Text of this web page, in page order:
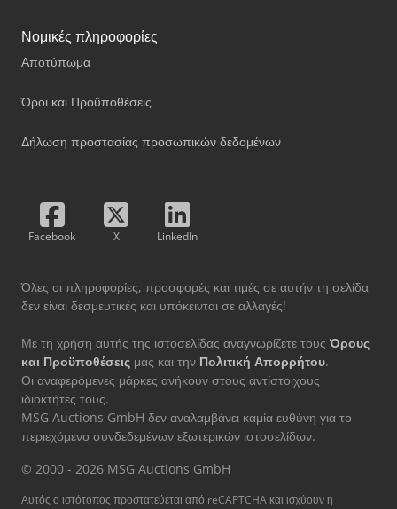
Νομικές πληροφορίες
Αποτύπωμα
Όροι και Προϋποθέσεις
Δήλωση προστασίας προσωπικών δεδομένων
Facebook X LinkedIn
Όλες οι πληροφορίες, προσφορές και τιμές σε αυτήν τη σελίδα
δεν είναι δεσμευτικές και υπόκεινται σε αλλαγές!
Με τη χρήση αυτής της ιστοσελίδας αναγνωρίζετε τους Όρους
και Προϋποθέσεις μας και την Πολιτική Απορρήτου.
Οι αναφερόμενες μάρκες ανήκουν στους αντίστοιχους
ιδιοκτήτες τους.
MSG Auctions GmbH δεν αναλαμβάνει καμία ευθύνη για το
περιεχόμενο συνδεδεμένων εξωτερικών ιστοσελίδων.
© 2000 - 2026 MSG Auctions GmbH
Αυτός ο ιστότοπος προστατεύεται από reCAPTCHA και ισχύουν η